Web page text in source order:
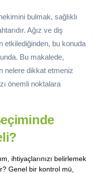
bulmak, sağlıklı
Ağız ve diş
etkilediğinden, bu konuda
Bu makalede,
nelere dikkat etmeniz
önemli noktalara
ihtiyaçlarınızı belirlemek
Genel bir kontrol mü,